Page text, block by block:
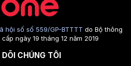
hội số số 559/GP-BTTTT do Bộ thông
ngày 19 tháng 12 năm 2019
CHÚNG TÔI